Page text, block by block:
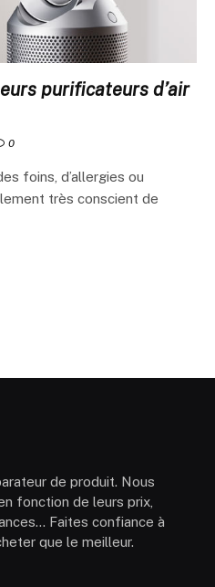
purificateurs d’air
0
foins, d’allergies ou
très conscient de
de produit. Nous
fonction de leurs prix,
Faites confiance à
que le meilleur.